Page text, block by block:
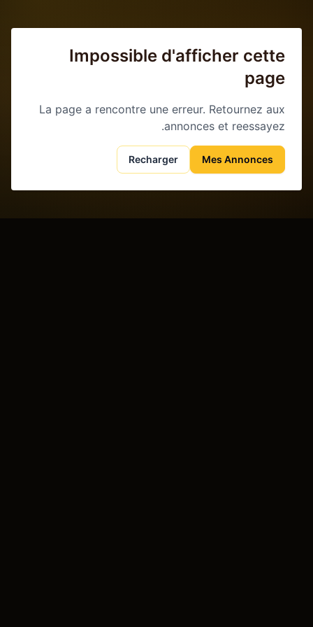
Impossible d'afficher cette
page
La page a rencontre une erreur. Retournez aux
annonces et reessayez.
Mes Annonces
Recharger